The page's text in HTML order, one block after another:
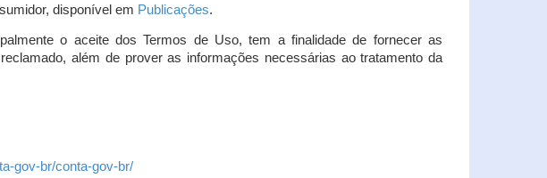
disponível em Publicações.
o aceite dos Termos de Uso, tem a finalidade de fornecer as
além de prover as informações necessárias ao tratamento da
gov-br/conta-gov-br/